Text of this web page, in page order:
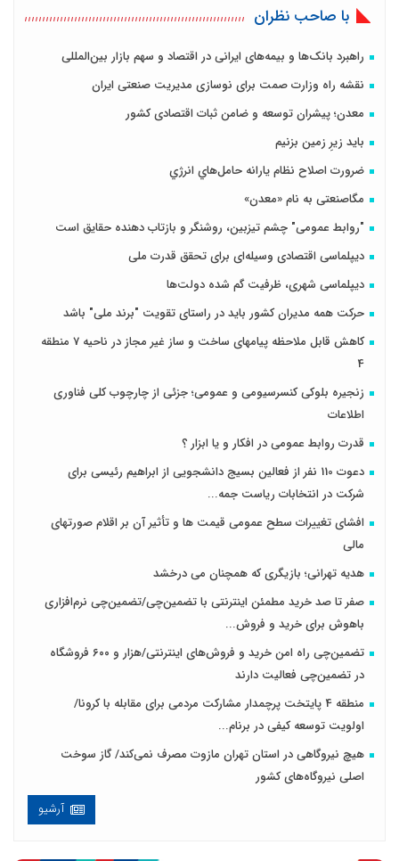
با صاحب نظران
راهبرد بانک‌ها و بیمه‌های ایرانی در اقتصاد و سهم بازار بین‌المللی
نقشه راه وزارت صمت برای نوسازی مدیریت صنعتی ایران
معدن؛ پیشران توسعه و ضامن ثبات اقتصادی کشور
باید زیرِ زمین بزنیم
ضرورت اصلاح نظام يارانه حامل‌هاي انرژي
مگاصنعتی به نام «معدن»
"روابط عمومی" چشم تیزبین، روشنگر و بازتاب دهنده حقایق است
دیپلماسی اقتصادی وسیله‌ای برای تحقق قدرت ملی
دیپلماسی شهری، ظرفیت گم شده دولت‌ها
حرکت همه مدیران کشور باید در راستای تقویت "برند ملی" باشد
کاهش قابل ملاحظه پیامهای ساخت و ساز غیر مجاز در ناحیه 7 منطقه
4
زنجیره بلوکی کنسرسیومی و عمومی؛ جزئی از چارچوب کلی فناوری
اطلاعات
قدرت روابط عمومی در افکار و یا ابزار ؟
دعوت 110 نفر از فعالین بسیج دانشجویی از ابراهیم رئیسی برای
شرکت در انتخابات ریاست جمه...
افشای تغییرات سطح عمومی قیمت ها و تأثیر آن بر اقلام صورتهای
مالی
هدیه تهرانی؛ بازیگری که همچنان می درخشد
صفر تا صد خرید مطمئن اینترنتی با تضمین‌چی/تضمین‌چی نرم‌افزاری
باهوش برای خرید و فروش‌...
تضمین‌چی راه امن خرید و فروش‌های اینترنتی/هزار و ۶۰۰ فروشگاه
در تضمین‌چی فعالیت دارند
منطقه 4 پایتخت پرچمدار مشارکت مردمی برای مقابله با کرونا/
اولویت توسعه کیفی در برنام...
هیچ نیروگاهی در استان تهران مازوت مصرف نمی‌کند/ گاز سوخت
اصلی نیروگاه‌های کشور
آرشیو